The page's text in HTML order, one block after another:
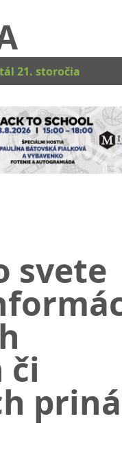
21. storočia
svete
či